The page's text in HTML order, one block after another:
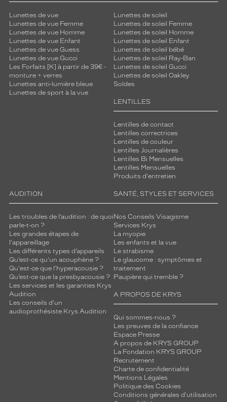
Lunettes de vue
Lunettes de vue Femme
Lunettes de vue Homme
Lunettes de vue Enfant
Lunettes de vue Guess
Lunettes de vue Gucci
Les Forfaits [K] à partir de 39€ -
monture + verres
Lunettes anti-lumière bleue
Lunettes de sport à la vue
Lunettes de soleil
Lunettes de soleil Femme
Lunettes de soleil Homme
Lunettes de soleil Enfant
Lunettes de soleil bébé
Lunettes de soleil Ray-Ban
Lunettes de soleil Gucci
Lunettes de soleil Oakley
Soldes
LENTILLES
Lentilles de contact
Lentilles correctrices
Lentilles de couleur
Lentilles Journalières
Lentilles Bi Mensuelles
Lentilles Mensuelles
Produits d'entretien
AUDITION
Les troubles de l’audition : de quoi
parle-t-on ?
Les grandes étapes de
l'appareillage
Les différents types d’appareils
Qu’est-ce qu'un acouphène ?
Qu'est-ce que l'hyperacousie ?
Qu’est-ce que la presbyacousie ?
Les services et les garanties Krys
Audition
Les conseils d'un
audioprothésiste Krys Audition
SANTÉ, STYLES ET SERVICES
Nos Conseils Visagisme
Services Krys
La myopie
Les enfants et la vue
Le strabisme
Le glaucome : symptômes et
traitement
Paupière qui tremble ?
A PROPOS DE KRYS
Qui sommes-nous ?
Les preuves de la confiance
Espace Presse
A propos de KRYS GROUP
La Fondation KRYS GROUP
Recrutement
Charte de confidentialité
Mentions Légales
Politique des Cookies
Conditions générales d'utilisation